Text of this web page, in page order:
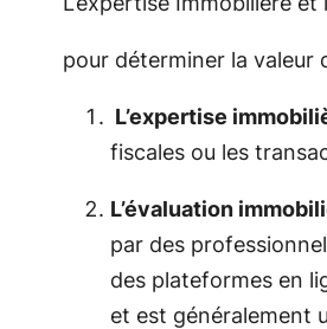
pour déterminer la valeur
L’expertise
fiscales ou les
L’évaluation
par des
des plateformes en
et est généralement